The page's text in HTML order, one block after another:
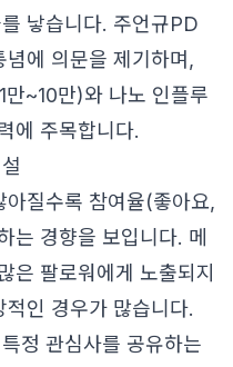
낳습니다. 주언규PD
에 의문을 제기하며,
~10만)와 나노 인플루
에 주목합니다.
질수록 참여율(좋아요,
는 경향을 보입니다. 메
은 팔로워에게 노출되지
인 경우가 많습니다.
정 관심사를 공유하는